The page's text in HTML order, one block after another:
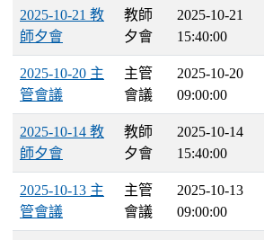
2025-10-21 教
師夕會
教師
夕會
2025-10-21
15:40:00
2025-10-20 主
管會議
主管
會議
2025-10-20
09:00:00
2025-10-14 教
師夕會
教師
夕會
2025-10-14
15:40:00
2025-10-13 主
管會議
主管
會議
2025-10-13
09:00:00